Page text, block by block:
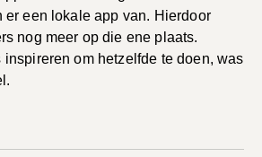
er een lokale app van. Hierdoor
nog meer op die ene plaats.
om hetzelfde te doen, was